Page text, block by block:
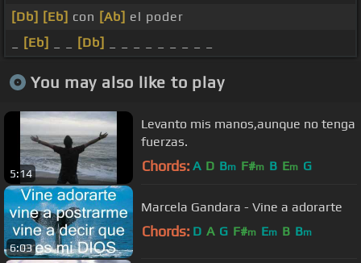
[Db] [Eb] con [Ab] el poder
[Eb] [Db]
You may also like to play
5:14
Levanto mis manos,aunque no tenga
fuerzas.
Chords: A D Bm F#m B Em G
6:03
Marcela Gandara - Vine a adorarte
Chords: D A G F#m Em B Bm